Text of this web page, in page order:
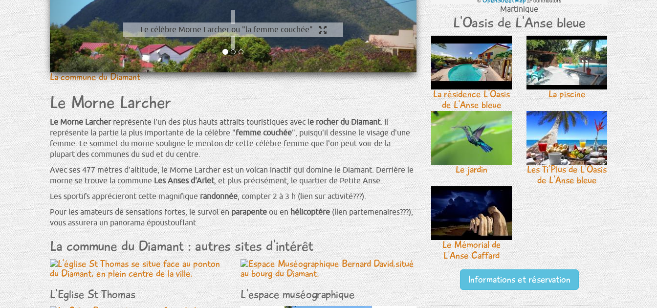
Vue prise à l'entrée de la ville du Diamant. On distingue bien
la pointe du menton sous le nuage blanc.
La commune du Diamant
Le Morne Larcher
Le Morne Larcherreprésente l'un des plus hauts attraits touristiques avec le rocher du Diamant. Il
représente la partie la plus importante de la célèbre "femme couchée", puisqu'il dessine le visage d'une
femme. Le sommet du morne souligne le menton de cette célèbre femme que l'on peut voir de la
plupart des communes du sud et du centre.
Avec ses 477 mètres d'altitude, le Morne Larcher est un volcan inactif qui domine le Diamant. Derrière le
morne se trouve la communeLes Anses d'Arlet, et plus précisément, le quartier de Petite Anse.
Les sportifs apprécieront cette magnifiquerandonnée, compter 2 à 3 h (lien sur activité???).
Pour les amateurs de sensations fortes, le survol enparapenteou enhélicoptère(lien partemenaires???),
vous assurera un panorama époustouflant.
La commune du Diamant : autres sites d'intérêt
L'Eglise St Thomas L'espace muséographique
est
externe)
est
externe)
est
externe)
lien
est
externe)
Martinique
L'Oasis de L'Anse bleue
La résidence L'Oasis
de L'Anse bleue
La piscine
Le jardin
Les Ti'Plus de L'Oasis
de L'Anse bleue
Le Mémorial de
L'Anse Caffard
Informations et réservation